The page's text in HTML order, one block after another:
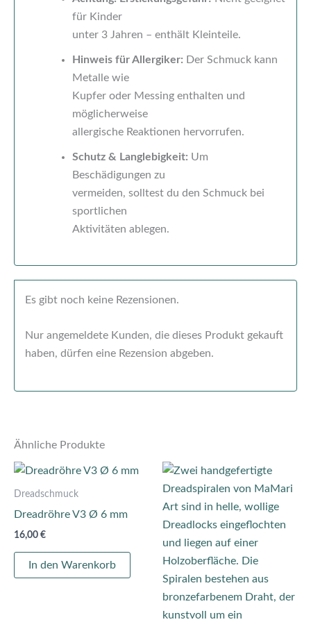
für Kinder
unter 3 Jahren – enthält Kleinteile.
Hinweis für Allergiker: Der Schmuck kann
Metalle wie
Kupfer oder Messing enthalten und
möglicherweise
allergische Reaktionen hervorrufen.
Schutz & Langlebigkeit: Um
Beschädigungen zu
vermeiden, solltest du den Schmuck bei
sportlichen
Aktivitäten ablegen.
Es gibt noch keine Rezensionen.
Nur angemeldete Kunden, die dieses Produkt gekauft
haben, dürfen eine Rezension abgeben.
Ähnliche Produkte
Dreadschmuck
Dreadröhre V3 Ø 6 mm
16,00 €
In den Warenkorb